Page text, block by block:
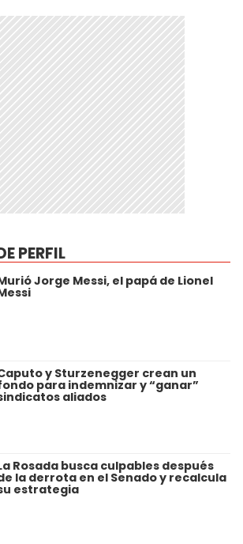
PERFIL
Jorge Messi, el papá de Lionel
y Sturzenegger crean un
para indemnizar y “ganar”
aliados
Rosada busca culpables después
la derrota en el Senado y recalcula
estrategia